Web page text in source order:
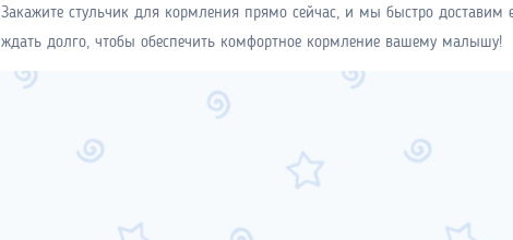
Закажите стульчик для кормления прямо сейчас, и мы быстро доставим
ждать долго, чтобы обеспечить комфортное кормление вашему малышу!